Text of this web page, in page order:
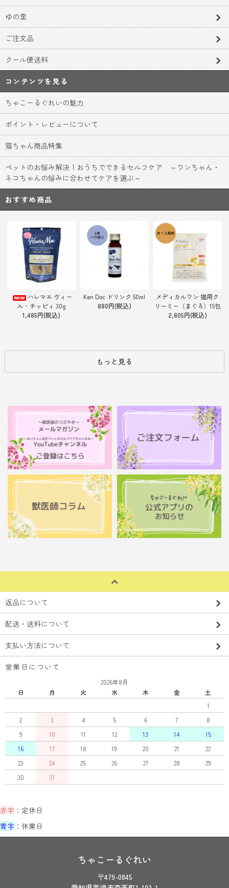
ゆの里
ご注文品
クール便送料
コンテンツを見る
ちゃこーるぐれいの魅力
ポイント・レビューについて
猫ちゃん商品特集
ペットのお悩み解決！おうちでできるセルフケア ～ワンちゃん・
ネコちゃんの悩みに合わせてケアを選ぶ～
おすすめ商品
ハレマエ ヴィー
ル・チッピィ 30g
1,485円(税込)
Ken Doc ドリンク 50ml
880円(税込)
メディカルワン 猫用ク
リーミー（まぐろ）15包
2,805円(税込)
もっと見る
返品について
配送・送料について
支払い方法について
営業日について
2026年8月
日
月 火 水 木 金
土
1
2
3 4 5 6 7
8
9
10 11 12 13 14
15
16
17 18 19 20 21
22
23
24 25 26 27 28
29
30
31
赤字 ：定休日
青字 ：休業日
ちゃこーるぐれい
〒479-0845